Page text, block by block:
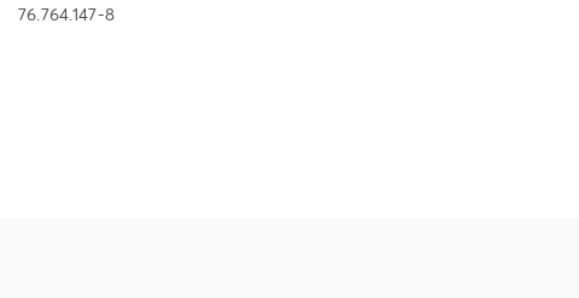
76.764.147-8